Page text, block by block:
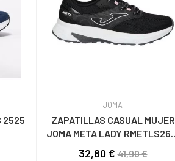
2525
JOMA
ZAPATILLAS CASUAL MUJER
JOMA META LADY RMETLS2601
32,80 €41,90 €